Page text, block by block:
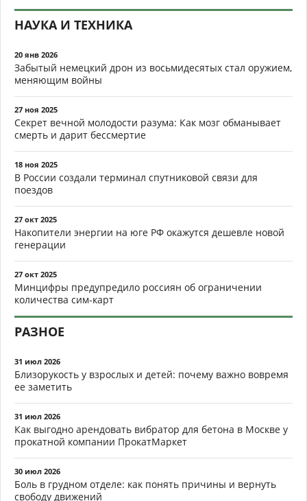
НАУКА И ТЕХНИКА
20 янв 2026
Забытый немецкий дрон из восьмидесятых стал оружием,
меняющим войны
27 ноя 2025
Секрет вечной молодости разума: Как мозг обманывает
смерть и дарит бессмертие
18 ноя 2025
В России создали терминал спутниковой связи для
поездов
27 окт 2025
Накопители энергии на юге РФ окажутся дешевле новой
генерации
27 окт 2025
Минцифры предупредило россиян об ограничении
количества сим-карт
РАЗНОЕ
31 июл 2026
Близорукость у взрослых и детей: почему важно вовремя
ее заметить
31 июл 2026
Как выгодно арендовать вибратор для бетона в Москве у
прокатной компании ПрокатМаркет
30 июл 2026
Боль в грудном отделе: как понять причины и вернуть
свободу движений